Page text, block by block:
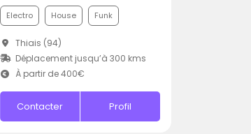
Electro House Funk
Thiais (94)
Déplacement jusqu’à 300 kms
À partir de 400€
Contacter Profil